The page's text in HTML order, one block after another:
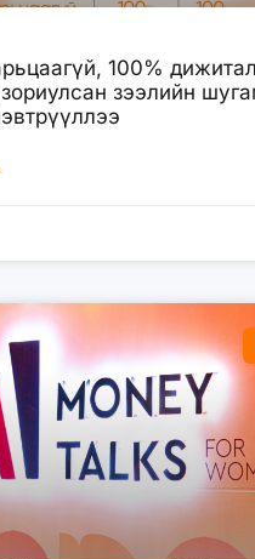
100% дижитал
зээлийн